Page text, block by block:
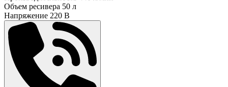
Объем ресивера 50 л
Напряжение 220 В